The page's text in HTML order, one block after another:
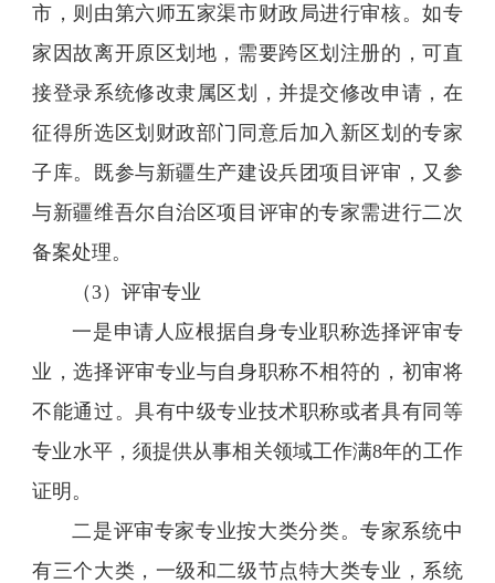
市，则由第六师五家渠市财政局进行审核。如专
家因故离开原区划地，需要跨区划注册的，可直
接登录系统修改隶属区划，并提交修改申请，在
征得所选区划财政部门同意后加入新区划的专家
子库。既参与新疆生产建设兵团项目评审，又参
与新疆维吾尔自治区项目评审的专家需进行二次
备案处理。
（3）评审专业
一是申请人应根据自身专业职称选择评审专
业，选择评审专业与自身职称不相符的，初审将
不能通过。具有中级专业技术职称或者具有同等
专业水平，须提供从事相关领域工作满8年的工作
证明。
二是评审专家专业按大类分类。专家系统中
有三个大类，一级和二级节点特大类专业，系统